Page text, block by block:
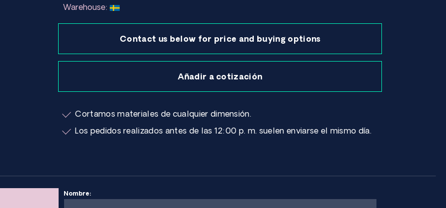
Warehouse:
Contact us below for price and buying options
Añadir a cotización
Cortamos materiales de cualquier dimensión.
Los pedidos realizados antes de las 12:00 p. m. suelen enviarse el mismo día.
Nombre: